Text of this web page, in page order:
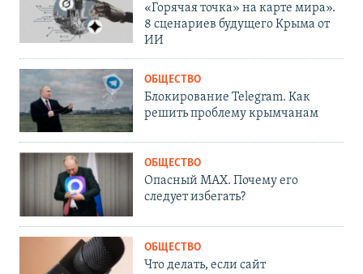
«Горячая точка» на карте мира».
8 сценариев будущего Крыма от
ИИ
ОБЩЕСТВО
Блокирование Telegram. Как
решить проблему крымчанам
ОБЩЕСТВО
Опасный MAX. Почему его
следует избегать?
ОБЩЕСТВО
Что делать, если сайт